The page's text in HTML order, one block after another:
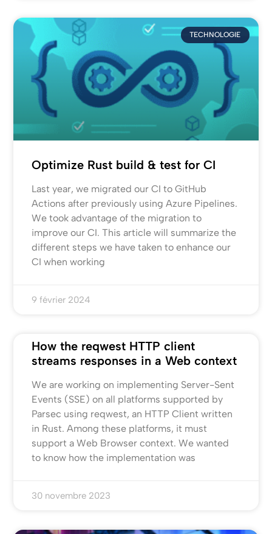
TECHNOLOGIE
Optimize Rust build & test for CI
Last year, we migrated our CI to GitHub
Actions after previously using Azure Pipelines.
We took advantage of the migration to
improve our CI. This article will summarize the
different steps we have taken to enhance our
CI when working
9 février 2024
How the reqwest HTTP client
streams responses in a Web context
We are working on implementing Server-Sent
Events (SSE) on all platforms supported by
Parsec using reqwest, an HTTP Client written
in Rust. Among these platforms, it must
support a Web Browser context. We wanted
to know how the implementation was
30 novembre 2023